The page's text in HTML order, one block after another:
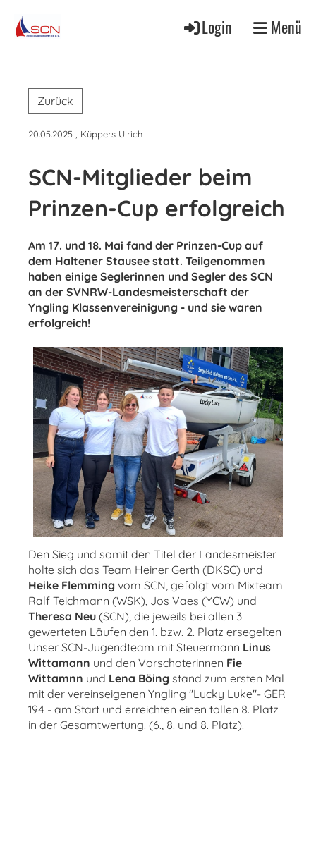
Login Menü
Zurück
20.05.2025 , Küppers Ulrich
SCN-Mitglieder beim
Prinzen-Cup erfolgreich
Am 17. und 18. Mai fand der Prinzen-Cup auf
dem Haltener Stausee statt. Teilgenommen
haben einige Seglerinnen und Segler des SCN
an der SVNRW-Landesmeisterschaft der
Yngling Klassenvereinigung - und sie waren
erfolgreich!
Den Sieg und somit den Titel der Landesmeister
holte sich das Team Heiner Gerth (DKSC) und
Heike Flemming vom SCN, gefolgt vom Mixteam
Ralf Teichmann (WSK), Jos Vaes (YCW) und
Theresa Neu (SCN), die jeweils bei allen 3
gewerteten Läufen den 1. bzw. 2. Platz ersegelten
Unser SCN-Jugendteam mit Steuermann Linus
Wittamann und den Vorschoterinnen Fie
Wittamnn und Lena Böing stand zum ersten Mal
mit der vereinseigenen Yngling "Lucky Luke"- GER
194 - am Start und erreichten einen tollen 8. Platz
in der Gesamtwertung. (6., 8. und 8. Platz).